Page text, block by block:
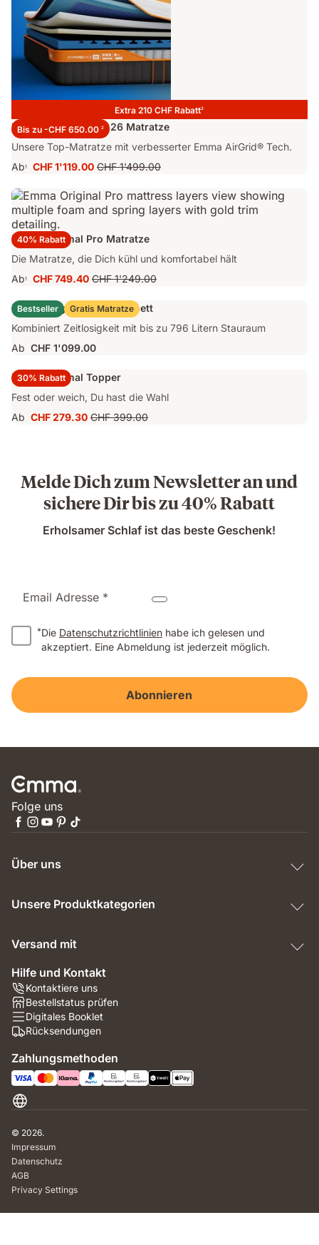
Extra 210 CHF Rabatt3
Bis zu -CHF 650.00 2
Emma Performance 26 Matratze
Unsere Top-Matratze mit verbesserter Emma AirGrid® Tech.
Ab1
Preis
CHF 1'119.00 Ursprünglicher
CHF 1'499.00
CHF 1'499.00
40% Rabatt
Emma Original Pro Matratze
Die Matratze, die Dich kühl und komfortabel hält
Ab1
Preis
CHF 749.40
CHF 749.40 Ursprünglicher
Preis
CHF 1'249.00
CHF 1'249.00
Bestseller Gratis Matratze
Emma Original Stauraumbett
Kombiniert Zeitlosigkeit mit bis zu 796 Litern Stauraum
Ab CHF 1'099.00
30% Rabatt
Emma Original Topper
Fest oder weich, Du hast die Wahl
Ab Preis
CHF 279.30 Ursprünglicher
CHF 399.00
Melde Dich zum Newsletter an und
sichere Dir bis zu 40% Rabatt
Erholsamer Schlaf ist das beste Geschenk!
Email Adresse *
*Die Datenschutzrichtlinien habe ich gelesen und
akzeptiert. Eine Abmeldung ist jederzeit möglich.
Abonnieren
Folge uns
Über uns
Unsere Produktkategorien
Versand mit
Hilfe und Kontakt
Kontaktiere uns
Bestellstatus prüfen
Digitales Booklet
Rücksendungen
Zahlungsmethoden
© 2026.
Impressum
Datenschutz
AGB
Privacy Settings